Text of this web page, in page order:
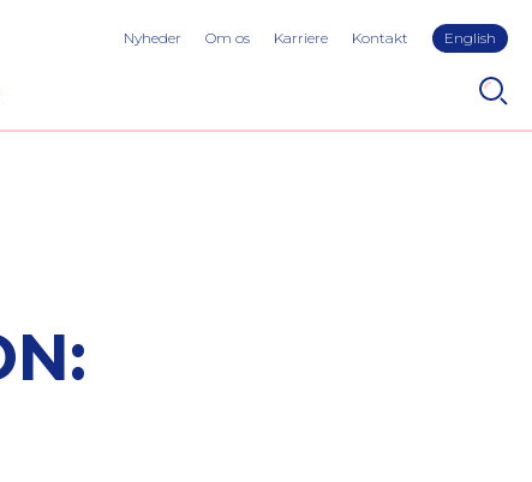
Nyheder Om os Karriere Kontakt English